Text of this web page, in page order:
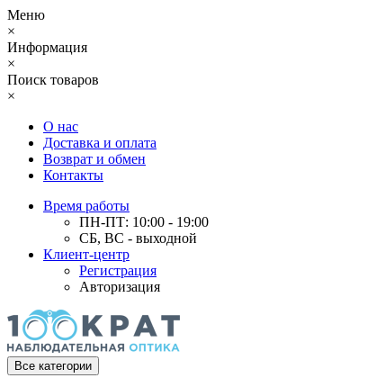
Меню
×
Информация
×
Поиск товаров
×
О нас
Доставка и оплата
Возврат и обмен
Контакты
Время работы
ПН-ПТ: 10:00 - 19:00
СБ, ВС - выходной
Клиент-центр
Регистрация
Авторизация
Все категории